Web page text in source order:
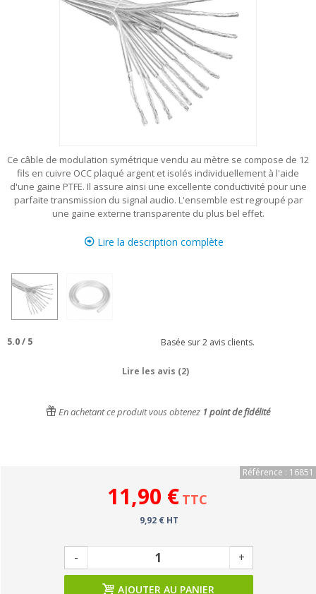
Ce câble de modulation symétrique vendu au mètre se compose de 12
fils en cuivre OCC plaqué argent et isolés individuellement à l'aide
d'une gaine PTFE. Il assure ainsi une excellente conductivité pour une
parfaite transmission du signal audio. L'ensemble est regroupé par
une gaine externe transparente du plus bel effet.
Lire la description complète
5.0/ 5 Basée sur2 avis clients.
Lire les avis (2)
En achetant ce produit vous obtenez 1 point de fidélité
Référence : 16851
11,90 € TTC
9,92 € HT
- +
AJOUTER AU PANIER